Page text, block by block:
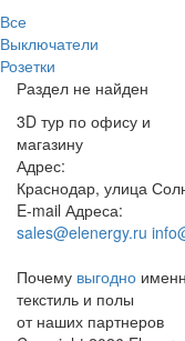
Все
Выключатели
Розетки
Раздел не найден
3D тур по офису и
магазину
Адрес:
Краснодар, улица
E-mail Адреса:
sales@elenergy.ru
Почему выгодно
текстиль и полы
от наших партнеров